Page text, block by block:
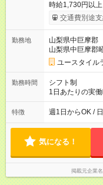
時給1,730円以
考慮して決定します 【収入例】 週1回勤務の場合
間×4回=5万5,360円 週3回勤務の場合：1,730円×8
月 ※ 雇用形態と
用形態：本採用
交通費別途支
勤務地
山梨県中巨摩郡
山梨県中巨摩郡
ユースタイル
勤務時間
シフト制
1日あたりの実
00 ※週1日～OK ／ 夜勤専従 ＊＊ 勤務時間例 ＊＊ ■22時か
ら翌7時 ■23時から
ます。 ※曜日固
特徴 週1日からOK /
気になる！
掲載元企業名